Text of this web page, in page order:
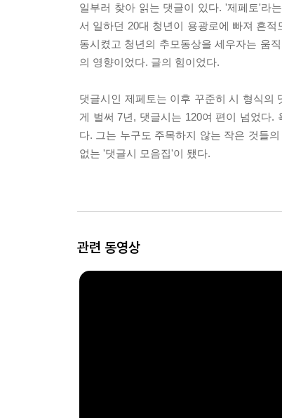
일부러 찾아 읽는 댓글이 있다. '제페토'라
서 일하던 20대 청년이 용광로에 빠져 흔
동시켰고 청년의 추모동상을 세우자는 움
의 영향이었다. 글의 힘이었다.
댓글시인 제페토는 이후 꾸준히 시 형식의
게 벌써 7년, 댓글시는 120여 편이 넘었다.
다. 그는 누구도 주목하지 않는 작은 것들
없는 '댓글시 모음집'이 됐다.
관련 동영상